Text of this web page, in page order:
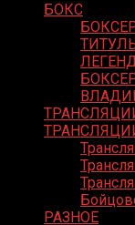
БОКС
РАЗНОЕ